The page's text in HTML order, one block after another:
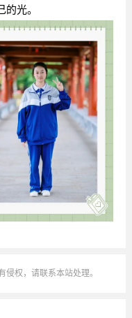
光。
权，请联系本站处理。